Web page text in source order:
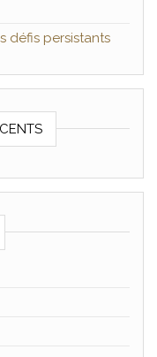
défis persistants